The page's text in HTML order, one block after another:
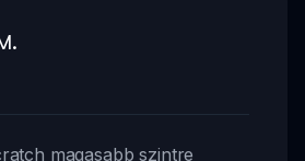
magasabb szintre